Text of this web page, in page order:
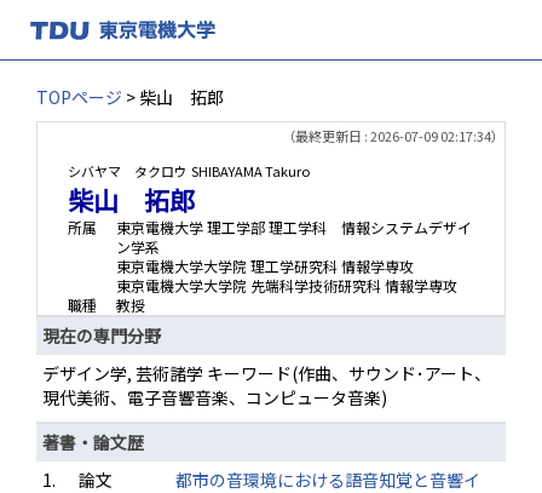
TOPページ > 柴山 拓郎
（最終更新日 : 2026-07-09 02:17:34）
シバヤマ タクロウ SHIBAYAMA Takuro
柴山 拓郎
所属
東京電機大学 理工学部 理工学科 情報システムデザイ
ン学系
東京電機大学大学院 理工学研究科 情報学専攻
東京電機大学大学院 先端科学技術研究科 情報学専攻
職種
教授
現在の専門分野
デザイン学, 芸術諸学 キーワード(作曲、サウンド･アート、
現代美術、電子音響音楽、コンピュータ音楽)
著書・論文歴
1.
論文
都市の音環境における語音知覚と音響イ